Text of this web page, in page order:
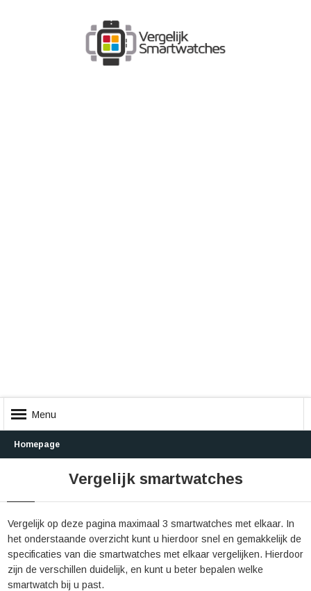
Menu
Homepage
Vergelijk smartwatches
Vergelijk op deze pagina maximaal 3 smartwatches met elkaar. In
het onderstaande overzicht kunt u hierdoor snel en gemakkelijk de
specificaties van die smartwatches met elkaar vergelijken. Hierdoor
zijn de verschillen duidelijk, en kunt u beter bepalen welke
smartwatch bij u past.